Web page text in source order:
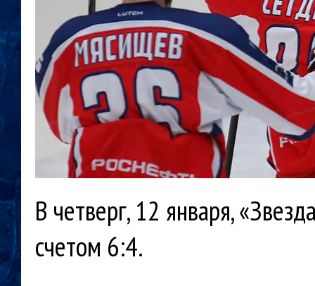
В четверг, 12 января,
счетом 6:4.